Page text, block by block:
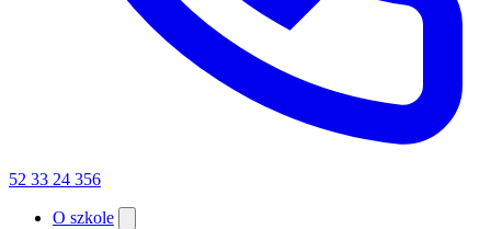
52 33 24 356
O szkole